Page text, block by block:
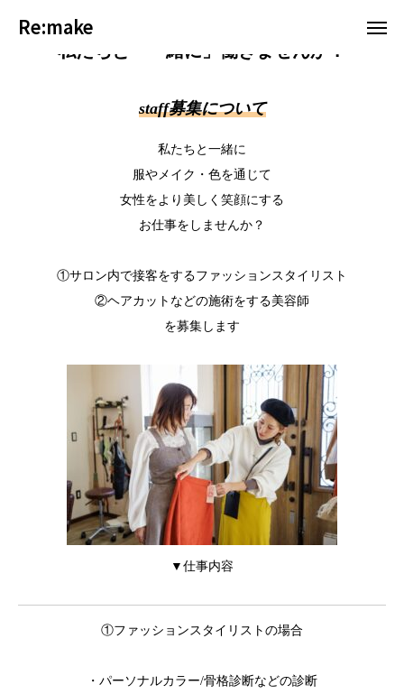
Re:make
私たちと「一緒に」働きませんか？
staff募集について
私たちと一緒に
服やメイク・色を通じて
女性をより美しく笑顔にする
お仕事をしませんか？
①サロン内で接客をするファッションスタイリスト
②ヘアカットなどの施術をする美容師
を募集します
▼仕事内容
①ファッションスタイリストの場合
・パーソナルカラー/骨格診断などの診断
Re:make
WEB予約はコチラ 【公式】Instagram
【公式】LINE予約
「ペア割」 について